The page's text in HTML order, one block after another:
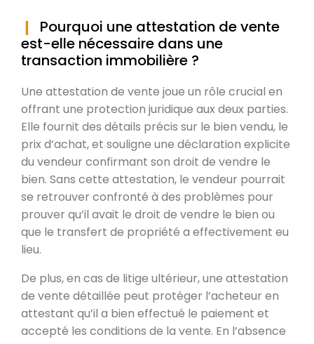
Pourquoi une attestation de vente
est-elle nécessaire dans une
transaction immobilière ?
Une attestation de vente joue un rôle crucial en
offrant une protection juridique aux deux parties.
Elle fournit des détails précis sur le bien vendu, le
prix d’achat, et souligne une déclaration explicite
du vendeur confirmant son droit de vendre le
bien. Sans cette attestation, le vendeur pourrait
se retrouver confronté à des problèmes pour
prouver qu’il avait le droit de vendre le bien ou
que le transfert de propriété a effectivement eu
lieu.
De plus, en cas de litige ultérieur, une attestation
de vente détaillée peut protéger l’acheteur en
attestant qu’il a bien effectué le paiement et
accepté les conditions de la vente. En l’absence